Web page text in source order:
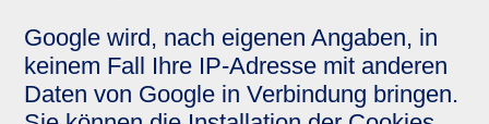
Google wird, nach eigenen Angaben, in
keinem Fall Ihre IP-Adresse mit anderen
Daten von Google in Verbindung bringen.